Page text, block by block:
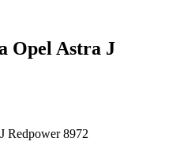
Opel Astra J
Redpower 8972